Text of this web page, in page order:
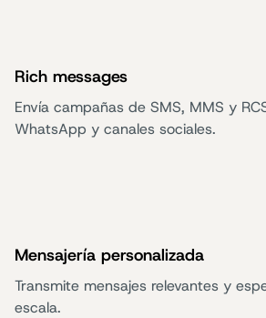
Rich messages
Envía campañas de SMS, MMS y
WhatsApp y canales sociales.
Mensajería personalizada
Transmite mensajes relevantes y
escala.